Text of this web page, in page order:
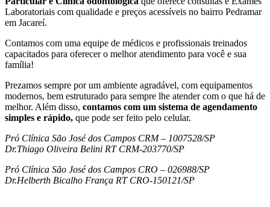
Laboratoriais com qualidade e preços acessíveis no bairro Pedramar
em Jacareí.
Contamos com uma equipe de médicos e profissionais treinados
capacitados para oferecer o melhor atendimento para você e sua
família!
Prezamos sempre por um ambiente agradável, com equipamentos
modernos, bem estruturado para sempre lhe atender com o que há de
melhor. Além disso, contamos com um sistema de agendamento
simples e rápido, que pode ser feito pelo celular.
Pró Clínica São José dos Campos CRM – 1007528/SP
Dr.Thiago Oliveira Belini RT CRM-203770/SP
Pró Clínica São José dos Campos CRO – 026988/SP
Dr.Helberth Bicalho França RT CRO-150121/SP